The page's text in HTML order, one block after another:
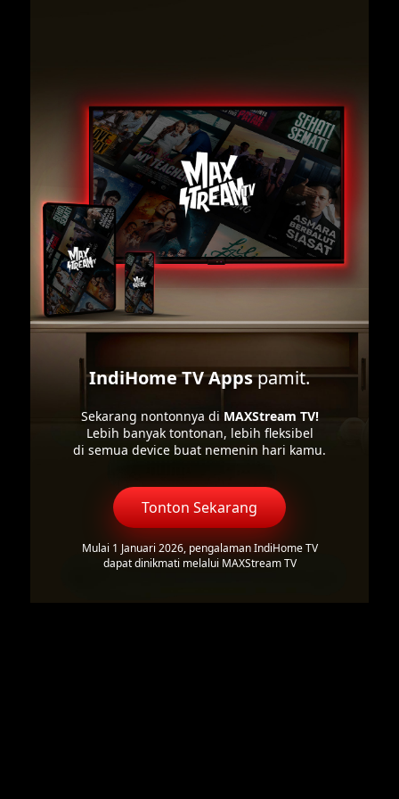
IndiHome TV Appspamit.
Sekarang nontonnya di MAXStream TV!
Lebih banyak tontonan, lebih fleksibel
di semua device buat nemenin hari kamu.
Tonton Sekarang
Mulai 1 Januari 2026, pengalaman IndiHome TV
dapat dinikmati melalui MAXStream TV